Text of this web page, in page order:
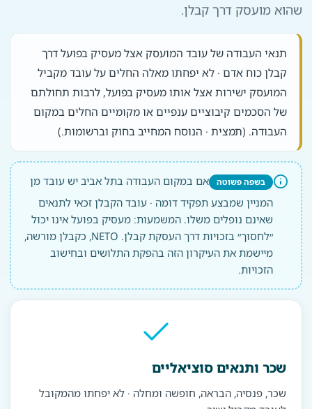
שהוא מועסק דרך קבלן.
תנאי העבודה של עובד המועסק אצל מעסיק בפועל דרך
קבלן כוח אדם · לא יפחתו מאלה החלים על עובד מקביל
המועסק ישירות אצל אותו מעסיק בפועל, לרבות תחולתם
של הסכמים קיבוציים ענפיים או מקומיים החלים במקום
העבודה. (תמצית · הנוסח המחייב בחוק וברשומות.)
בשפה פשוטה
אם במקום העבודה בתל אביב יש עובד מן
המניין שמבצע תפקיד דומה · עובד הקבלן זכאי לתנאים
שאינם נופלים משלו. המשמעות: מעסיק בפועל אינו יכול
״לחסוך״ בזכויות דרך העסקת קבלן. NETO, כקבלן מורשה,
מיישמת את העיקרון הזה בהפקת התלושים ובחישוב
הזכויות.
שכר ותנאים סוציאליים
שכר, פנסיה, הבראה, חופשה ומחלה · לא יפחתו מהמקובל